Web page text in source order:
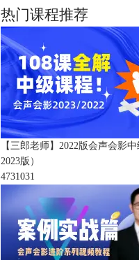
热门课程推荐
【三郎老师】2022版会声会影
2023版）
4731031